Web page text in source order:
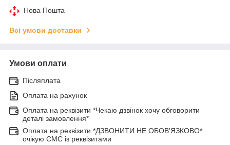
Нова Пошта
Всі умови доставки
Умови оплати
Післяплата
Оплата на рахунок
Оплата на реквізити *Чекаю дзвінок хочу обговорити
деталі замовлення*
Оплата на реквізити *ДЗВОНИТИ НЕ ОБОВ'ЯЗКОВО*
очікую СМС із реквізитами